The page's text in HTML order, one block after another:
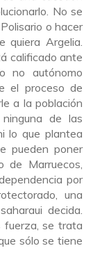
No se
o hacer
quiera Argelia.
calificado ante
no autónomo
el proceso de
a la población
de las
lo que plantea
pueden poner
de Marruecos,
por
una
decida.
se trata
sólo se tiene